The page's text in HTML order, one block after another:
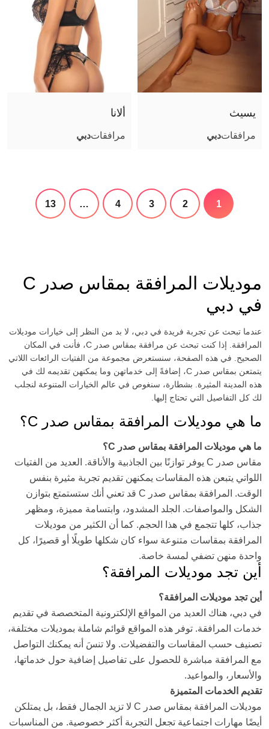
موديلات المرافقة بمقاس صدر C
في دبي
عندما تبحث عن تجربة فريدة في دبي، لا بد من النظر إلى خيارات موديلات
المرافقة. إذا كنت تبحث عن مرافقة بمقاس صدر C، فأنت في المكان
الصحيح. في هذه الصفحة، سنستعرض مجموعة من الفتيات الرائعات اللاتي
يتمتعن بمقاس صدر C، إضافةً إلى خدماتهن وما يمكنهن تقديمه لك في
هذه المدينة المثيرة. بشطارة، سنغوص في عالم الخيارات المتنوعة لنجلب
لك كل التفاصيل التي تحتاج إليها.
ما هي موديلات المرافقة بمقاس صدر C؟
ما هي موديلات المرافقة بمقاس صدر C؟
مقاس صدر C يوفر توازنًا بين الجاذبية والأناقة. العديد من الفتيات
اللواتي يتبعن هذه المقاسات يمكنهن تقديم تجربة مثيرة بنفس
الوقت. المرافقة بمقاس صدر C قد تعني أنك ستستمتع بتوازن
الشكل والمواصفات. الجلد المشدود، وابتسامة مميزة، ومظهر
جذاب، كلها تتجمع في هذا الحجم. كما أن الكثير من موديلات
المرافقة بمقاسات متنوعة سواء كان شكلها طويلًا أو قصيرًا، كل
واحدة منهن تضفي لمسة خاصة.
أين تجد موديلات المرافقة؟
أين تجد موديلات المرافقة؟
في دبي، هناك العديد من المواقع الإلكترونية المتخصصة في تقديم
خدمات المرافقة. توفر هذه المواقع قوائم شاملة بموديلات مختلفة،
تصنيف حسب المقاسات والتفضيلات. ولا تنسَ أنه يمكنك التواصل
مع المرافقة مباشرة للحصول على تفاصيل إضافية حول خدماتها،
والأسعار، والمواعيد.
تقديم الخدمات المتميزة
موديلات المرافقة بمقاس صدر C لا تزيد الجمال فقط، بل يمتلكن
أيضًا مهارات اجتماعية تجعل التجربة أكثر خصوصية. من المناسبات
يسيث
مرافقاتدبي
ألانا
مرافقاتدبي
1
2
3
4
…
13